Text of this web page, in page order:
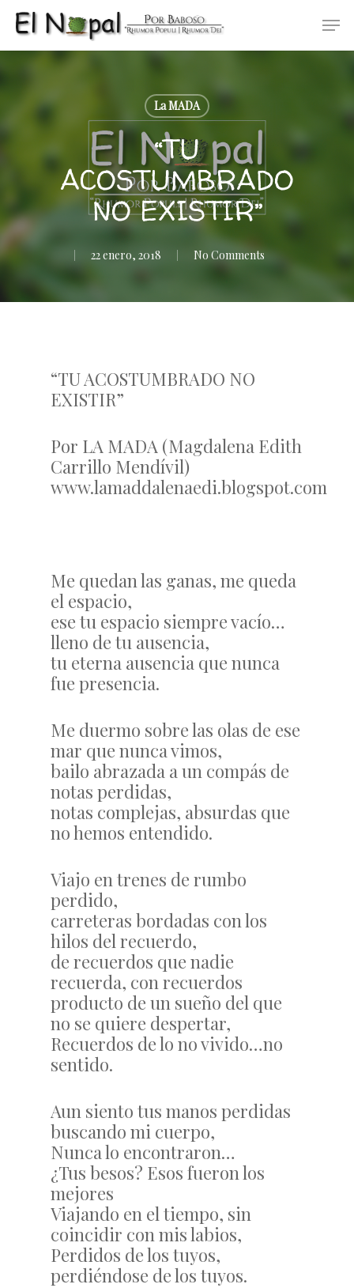
Skip
main
content
La MADA
“TU
ACOSTUMBRADO
NO EXISTIR”
22 enero, 2018 No Comments
“TU ACOSTUMBRADO NO
EXISTIR”
Por LA MADA (Magdalena Edith
Carrillo Mendívil)
www.lamaddalenaedi.blogspot.com
Me quedan las ganas, me queda
el espacio,
ese tu espacio siempre vacío…
lleno de tu ausencia,
tu eterna ausencia que nunca
fue presencia.
Me duermo sobre las olas de ese
mar que nunca vimos,
bailo abrazada a un compás de
notas perdidas,
notas complejas, absurdas que
no hemos entendido.
Viajo en trenes de rumbo
perdido,
carreteras bordadas con los
hilos del recuerdo,
de recuerdos que nadie
recuerda, con recuerdos
producto de un sueño del que
no se quiere despertar,
Recuerdos de lo no vivido…no
sentido.
Aun siento tus manos perdidas
buscando mi cuerpo,
Nunca lo encontraron…
¿Tus besos? Esos fueron los
mejores
Viajando en el tiempo, sin
coincidir con mis labios,
Perdidos de los tuyos,
perdiéndose de los tuyos.